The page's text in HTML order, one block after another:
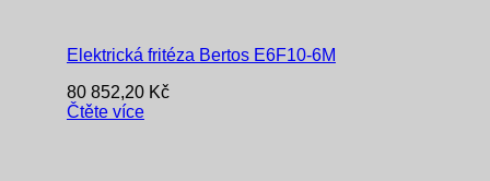
Elektrická fritéza Bertos E6F10-6M
80 852,20 Kč
Čtěte více